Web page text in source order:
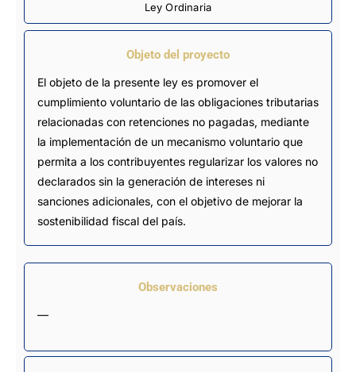
Ley Ordinaria
Objeto del proyecto
El objeto de la presente ley es promover el
cumplimiento voluntario de las obligaciones tributarias
relacionadas con retenciones no pagadas, mediante
la implementación de un mecanismo voluntario que
permita a los contribuyentes regularizar los valores no
declarados sin la generación de intereses ni
sanciones adicionales, con el objetivo de mejorar la
sostenibilidad fiscal del país.
Observaciones
—